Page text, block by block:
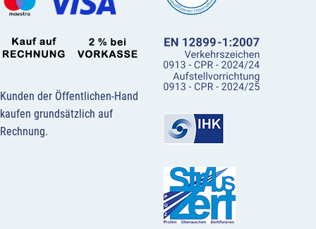
Kunden der Öffentlichen-Hand
kaufen grundsätzlich auf
Rechnung.